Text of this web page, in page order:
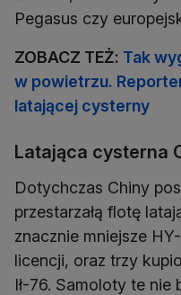
Pegasus czy
ZOBACZ TEŻ: Tak
w powietrzu.
latającej cysterny
Latająca cysterna
Dotychczas Chiny
przestarzałą flotę
znacznie mniejsze
licencji, oraz trzy
Ił-76. Samoloty te nie